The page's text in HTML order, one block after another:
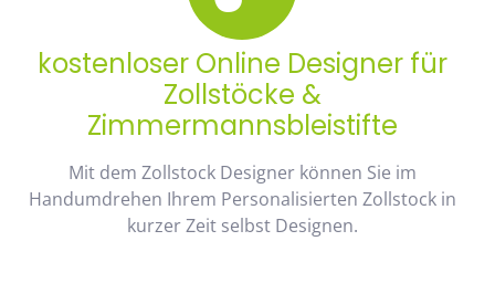
kostenloser Online Designer für
Zollstöcke &
Zimmermannsbleistifte
Mit dem Zollstock Designer können Sie im
Handumdrehen Ihrem Personalisierten Zollstock in
kurzer Zeit selbst Designen.